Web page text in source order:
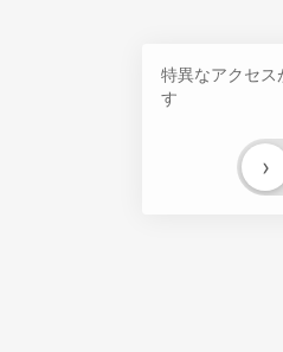
特異なアクセス
す
›